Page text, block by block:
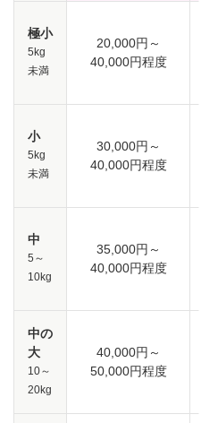
極小
5kg
未満
20,000円～
40,000円程度
小
5kg
未満
30,000円～
40,000円程度
中
5～
10kg
35,000円～
40,000円程度
中の
大
10～
20kg
40,000円～
50,000円程度